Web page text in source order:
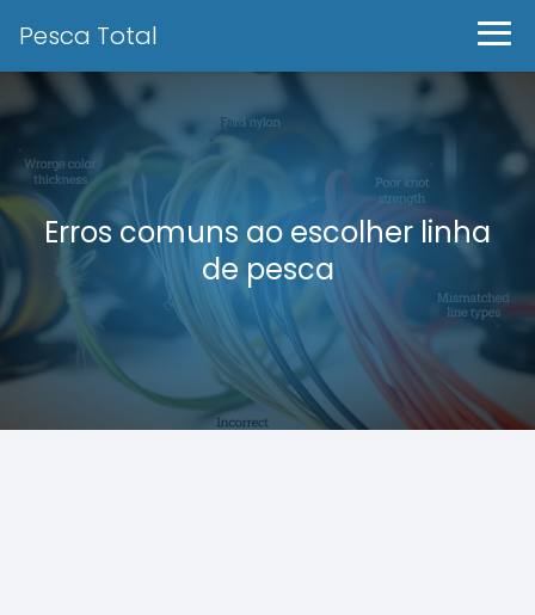
Pesca Total
Erros comuns ao escolher linha
de pesca